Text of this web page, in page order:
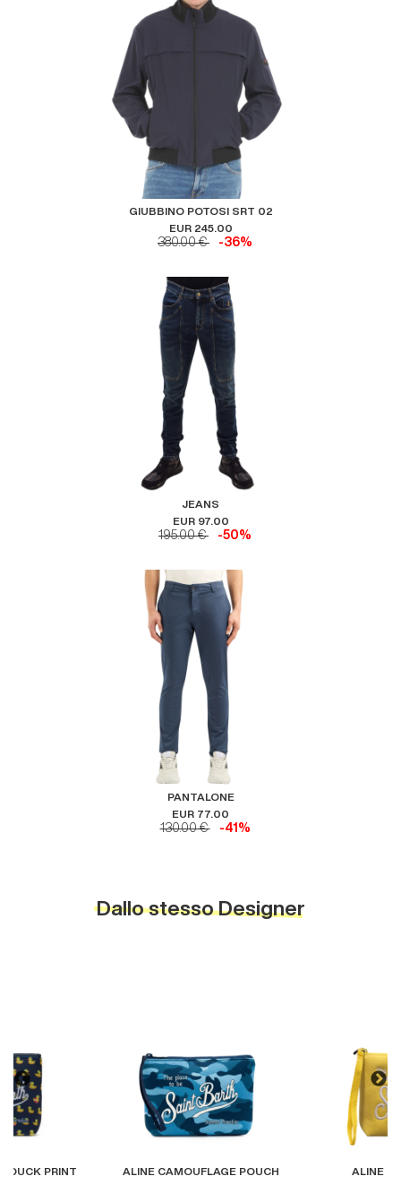
GIUBBINO POTOSI SRT 02
EUR 245.00
380.00 € -36%
JEANS
EUR 97.00
195.00 € -50%
PANTALONE
EUR 77.00
130.00 € -41%
Dallo stesso Designer
DUCK PRINT
ALINE CAMOUFLAGE POUCH
ALINE